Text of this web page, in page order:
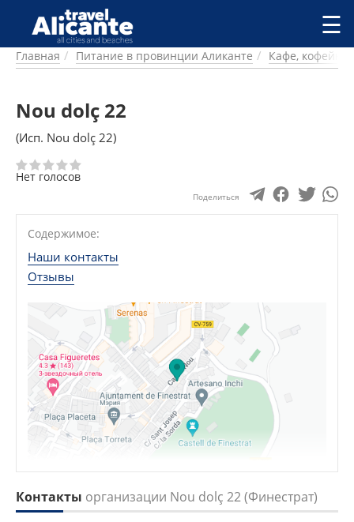
Перейти к основному содержанию
ГОРОДА
ПИТАНИЕ
ПРОЖИВАНИЕ
ПЛЯЖИ
ДОСТОПРИМЕЧАТЕЛЬНОСТИ
КЕМПИНГ
ПРЕДЛОЖЕНИЯ
СТАТЬИ
УСЛУГИ
☰
Главная Питание в провинции Аликанте Кафе, кофейни
Nou dolç 22
(Исп. Nou dolç 22)
Нет голосов
Поделиться
Содержимое:
Наши контакты
Отзывы
Контакты организации Nou dolç 22 (Финестрат)